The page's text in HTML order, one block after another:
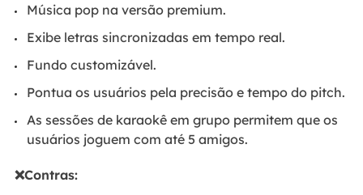
Música pop na versão premium.
Exibe letras sincronizadas em tempo real.
Fundo customizável.
Pontua os usuários pela precisão e tempo do pitch.
As sessões de karaokê em grupo permitem que os
usuários joguem com até 5 amigos.
❌Contras: